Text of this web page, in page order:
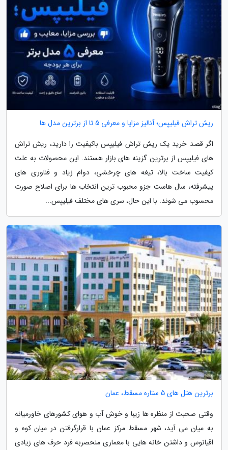
ریش تراش فیلیپس؛ آنالیز مزایا و معرفی 5 تا از برترین مدل ها
اگر قصد خرید یک ریش تراش فیلیپس باکیفیت را دارید، ریش تراش
های فیلیپس از برترین گزینه های بازار هستند. این محصولات به علت
کیفیت ساخت بالا، تیغه های چرخشی، دوام زیاد و فناوری های
پیشرفته، سال هاست جزو محبوب ترین انتخاب ها برای اصلاح صورت
محسوب می شوند. با این حال، سری های مختلف فیلیپس...
برترین هتل های 5 ستاره مسقط، عمان
وقتی صحبت از منظره ها زیبا و خوش آب و هوای کشورهای خاورمیانه
به میان می آید، شهر مسقط مرکز عمان با قرارگرفتن در میان کوه و
اقیانوس و داشتن خانه هایی با معماری منحصربه فرد حرف های زیادی